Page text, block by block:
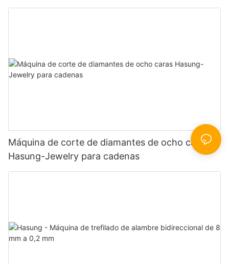
Máquina de corte de diamantes de ocho caras
Hasung-Jewelry para cadenas